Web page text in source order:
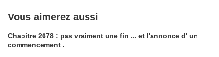
Vous aimerez aussi
Chapitre 2678 : pas vraiment une fin ... et l'annonce d' un
commencement .